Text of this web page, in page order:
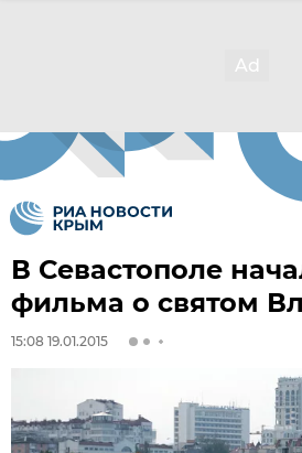
В Севастополе
фильма о святом
15:08 19.01.2015